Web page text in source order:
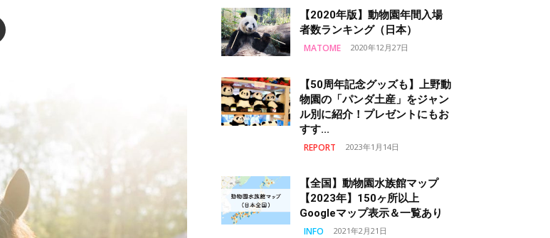
【2020年版】動物園年間入場
者数ランキング（日本）
MATOME 2020年12月27日
【50周年記念グッズも】上野動
物園の「パンダ土産」をジャン
ル別に紹介！プレゼントにもお
すす...
REPORT 2023年1月14日
【全国】動物園水族館マップ
【2023年】150ヶ所以上
Googleマップ表示＆一覧あり
INFO 2021年2月21日